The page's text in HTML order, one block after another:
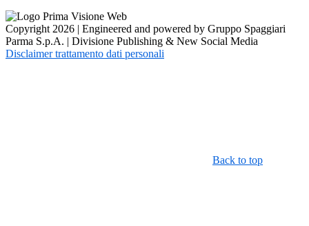
Copyright 2026 | Engineered and powered by Gruppo Spaggiari
Parma S.p.A. | Divisione Publishing & New Social Media
Disclaimer trattamento dati personali
Back to top